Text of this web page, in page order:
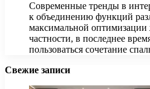
Современные тренды в
к объединению функций
максимальной оптимизации
частности, в последнее
пользоваться сочетание
Свежие записи